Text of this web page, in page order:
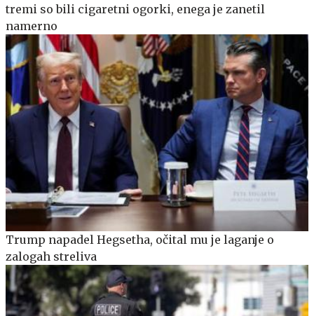
tremi so bili cigaretni ogorki, enega je zanetil
namerno
Trump napadel Hegsetha, očital mu je laganje o
zalogah streliva